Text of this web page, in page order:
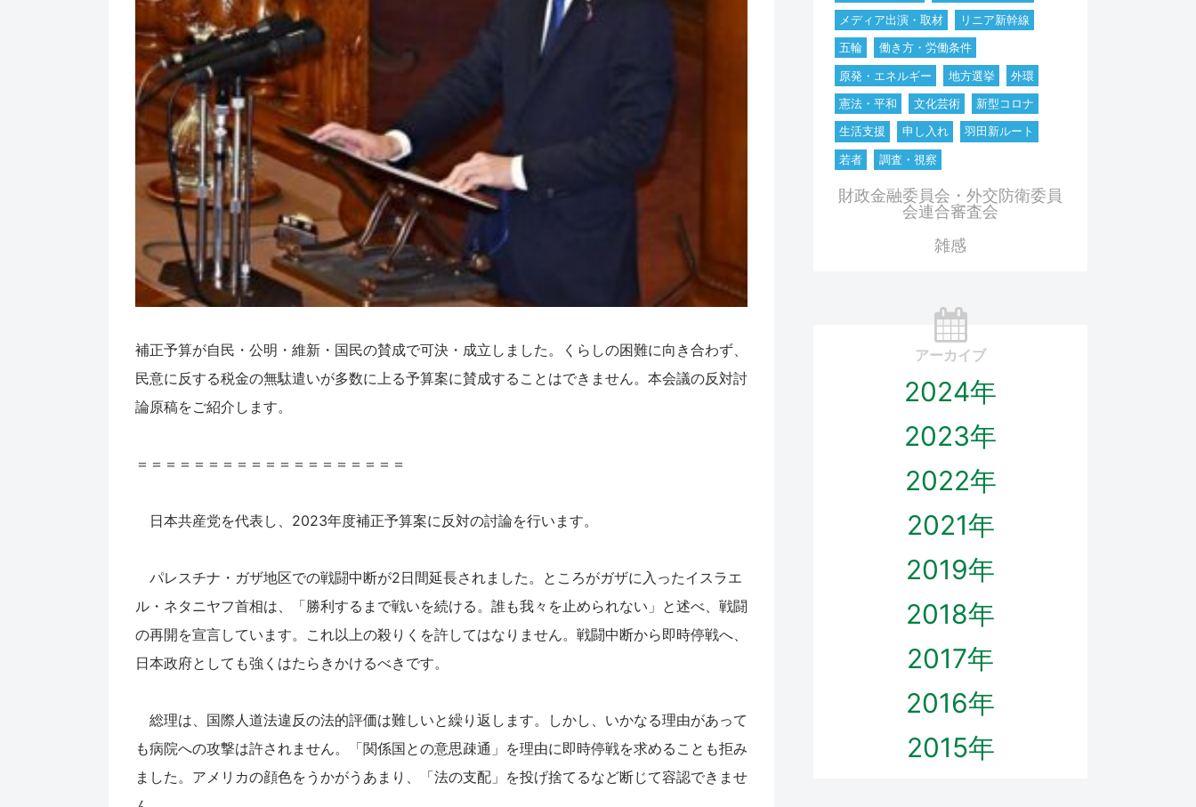
補正予算が自民・公明・維新・国民の賛成で可決・成立しました。くらしの困難に向き合わず、
民意に反する税金の無駄遣いが多数に上る予算案に賛成することはできません。本会議の反対討
論原稿をご紹介します。
＝＝＝＝＝＝＝＝＝＝＝＝＝＝＝＝＝＝＝
日本共産党を代表し、2023年度補正予算案に反対の討論を行います。
パレスチナ・ガザ地区での戦闘中断が2日間延長されました。ところがガザに入ったイスラエ
ル・ネタニヤフ首相は、「勝利するまで戦いを続ける。誰も我々を止められない」と述べ、戦闘
の再開を宣言しています。これ以上の殺りくを許してはなりません。戦闘中断から即時停戦へ、
日本政府としても強くはたらきかけるべきです。
総理は、国際人道法違反の法的評価は難しいと繰り返します。しかし、いかなる理由があって
も病院への攻撃は許されません。「関係国との意思疎通」を理由に即時停戦を求めることも拒み
ました。アメリカの顔色をうかがうあまり、「法の支配」を投げ捨てるなど断じて容認できませ
メディア出演・取材
リニア新幹線
五輪
働き方・労働条件
原発・エネルギー
地方選挙
外環
憲法・平和
文化芸術
新型コロナ
生活支援
申し入れ
羽田新ルート
若者
調査・視察
財政金融委員会・外交防衛委員
会連合審査会
雑感
アーカイブ
2024年
2023年
2022年
2021年
2019年
2018年
2017年
2016年
2015年